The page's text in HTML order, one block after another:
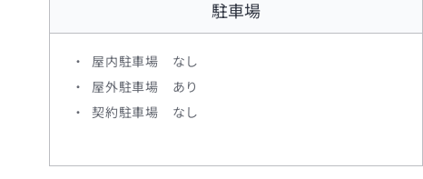
駐車場
屋内駐車場 なし
屋外駐車場 あり
契約駐車場 なし